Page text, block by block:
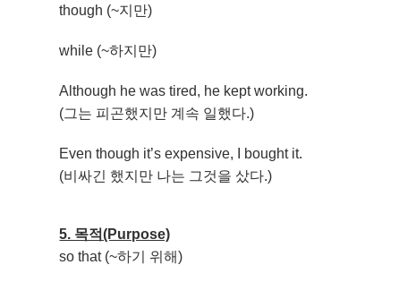
though (~지만)
while (~하지만)
Although he was tired, he kept working.
(그는 피곤했지만 계속 일했다.)
Even though it’s expensive, I bought it.
(비싸긴 했지만 나는 그것을 샀다.)
5. 목적(Purpose)
so that (~하기 위해)